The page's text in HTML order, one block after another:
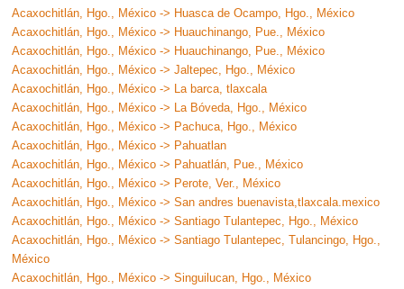
Acaxochitlán, Hgo., México -> Huasca de Ocampo, Hgo., México
Acaxochitlán, Hgo., México -> Huauchinango, Pue., México
Acaxochitlán, Hgo., México -> Huauchinango, Pue., México
Acaxochitlán, Hgo., México -> Jaltepec, Hgo., México
Acaxochitlán, Hgo., México -> La barca, tlaxcala
Acaxochitlán, Hgo., México -> La Bóveda, Hgo., México
Acaxochitlán, Hgo., México -> Pachuca, Hgo., México
Acaxochitlán, Hgo., México -> Pahuatlan
Acaxochitlán, Hgo., México -> Pahuatlán, Pue., México
Acaxochitlán, Hgo., México -> Perote, Ver., México
Acaxochitlán, Hgo., México -> San andres buenavista,tlaxcala.mexico
Acaxochitlán, Hgo., México -> Santiago Tulantepec, Hgo., México
Acaxochitlán, Hgo., México -> Santiago Tulantepec, Tulancingo, Hgo.,
México
Acaxochitlán, Hgo., México -> Singuilucan, Hgo., México